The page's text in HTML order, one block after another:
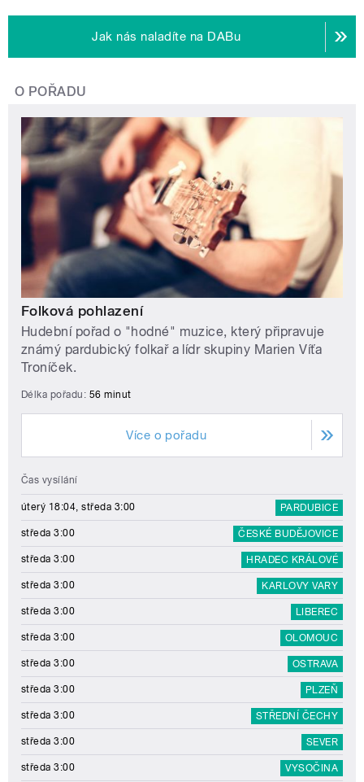
Jak nás naladíte na DABu
O POŘADU
Folková pohlazení
Hudební pořad o "hodné" muzice, který připravuje
známý pardubický folkař a lídr skupiny Marien Víťa
Troníček.
Délka pořadu: 56 minut
Více o pořadu
Čas vysílání
úterý 18:04, středa 3:00 PARDUBICE
středa 3:00 ČESKÉ BUDĚJOVICE
středa 3:00 HRADEC KRÁLOVÉ
středa 3:00 KARLOVY VARY
středa 3:00 LIBEREC
středa 3:00 OLOMOUC
středa 3:00 OSTRAVA
středa 3:00 PLZEŇ
středa 3:00 STŘEDNÍ ČECHY
středa 3:00 SEVER
středa 3:00 VYSOČINA